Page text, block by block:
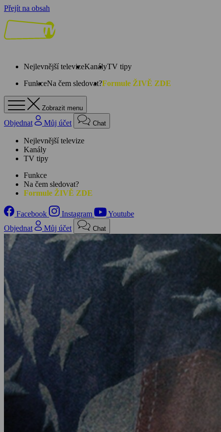
Přejít na obsah
Nejlevnější televizeKanályTV tipy
FunkceNa čem sledovat?Formule ŽIVĚ ZDE
Zobrazit menu
Objednat Můj účet Chat
Nejlevnější televize
Kanály
TV tipy
Funkce
Na čem sledovat?
Formule ŽIVĚ ZDE
Facebook Instagram
Youtube
Objednat
Můj účet Chat